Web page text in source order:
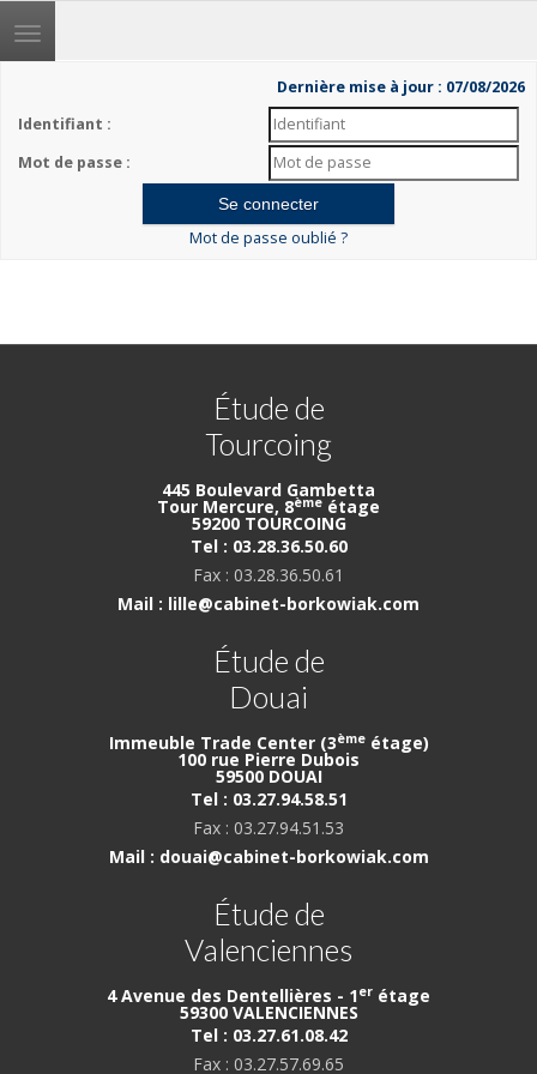
Toggle
navigation
Dernière mise à jour : 07/08/2026
Identifiant :
Mot de passe :
Mot de passe oublié ?
Étude de
Tourcoing
445 Boulevard Gambetta
Tour Mercure, 8ème étage
59200 TOURCOING
Tel : 03.28.36.50.60
Fax : 03.28.36.50.61
Mail : lille@cabinet-borkowiak.com
Étude de
Douai
Immeuble Trade Center (3èmeétage)
100 rue Pierre Dubois
59500 DOUAI
Tel : 03.27.94.58.51
Fax : 03.27.94.51.53
Mail : douai@cabinet-borkowiak.com
Étude de
Valenciennes
4 Avenue des Dentellières - 1er étage
59300 VALENCIENNES
Tel : 03.27.61.08.42
Fax : 03.27.57.69.65